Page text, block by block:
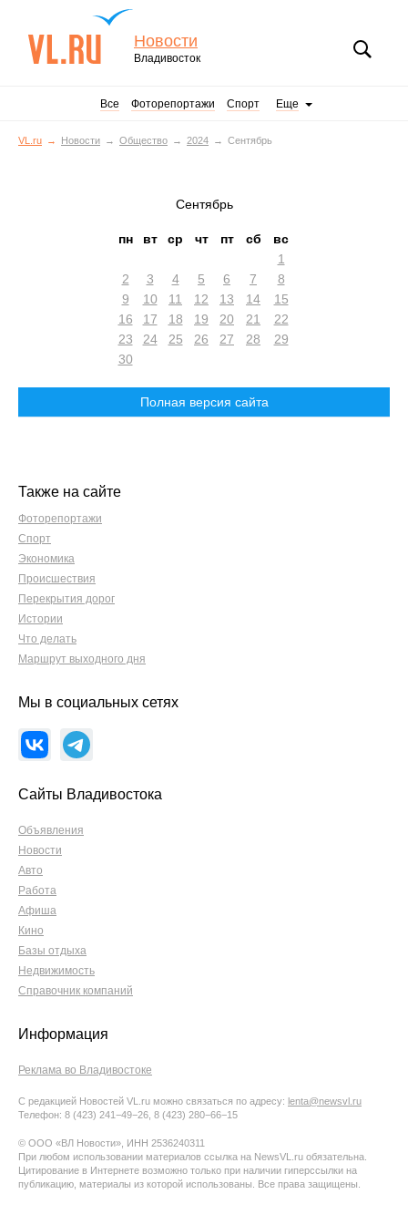
Новости
Владивосток
Все Фоторепортажи Спорт Еще
VL.ru Новости Общество 2024 Сентябрь
Сентябрь
пн вт ср чт пт сб
вс
1
2
3 4 5 6 7
8
9
10 11 12 13 14
15
16
17 18 19 20 21
22
23
24 25 26 27 28
29
30
Полная версия сайта
Также на сайте
Фоторепортажи
Спорт
Экономика
Происшествия
Перекрытия дорог
Истории
Что делать
Маршрут выходного дня
Мы в социальных сетях
Сайты Владивостока
Объявления
Новости
Авто
Работа
Афиша
Кино
Базы отдыха
Недвижимость
Справочник компаний
Информация
Реклама во Владивостоке
С редакцией Новостей VL.ru можно связаться по адресу: lenta@newsvl.ru
Телефон: 8 (423) 241−49−26, 8 (423) 280−66−15
© ООО «ВЛ Новости», ИНН 2536240311
При любом использовании материалов ссылка на NewsVL.ru обязательна.
Цитирование в Интернете возможно только при наличии гиперссылки на
публикацию, материалы из которой использованы. Все права защищены.